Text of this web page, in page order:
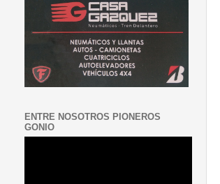
ENTRE NOSOTROS PIONEROS
GONIO